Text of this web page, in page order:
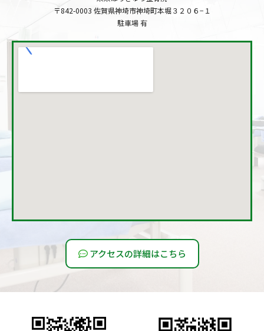
〒842-0003 佐賀県神埼市神埼町本堀３２０６−１
駐車場 有
アクセスの詳細はこちら